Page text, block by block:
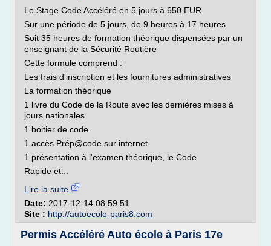
Le Stage Code Accéléré en 5 jours à 650 EUR
Sur une période de 5 jours, de 9 heures à 17 heures
Soit 35 heures de formation théorique dispensées par un
enseignant de la Sécurité Routière
Cette formule comprend :
Les frais d'inscription et les fournitures administratives
La formation théorique
1 livre du Code de la Route avec les dernières mises à
jours nationales
1 boitier de code
1 accès Prép@code sur internet
1 présentation à l'examen théorique, le Code
Rapide et...
Lire la suite
Date: 2017-12-14 08:59:51
Site : http://autoecole-paris8.com
Permis Accéléré Auto école à Paris 17e